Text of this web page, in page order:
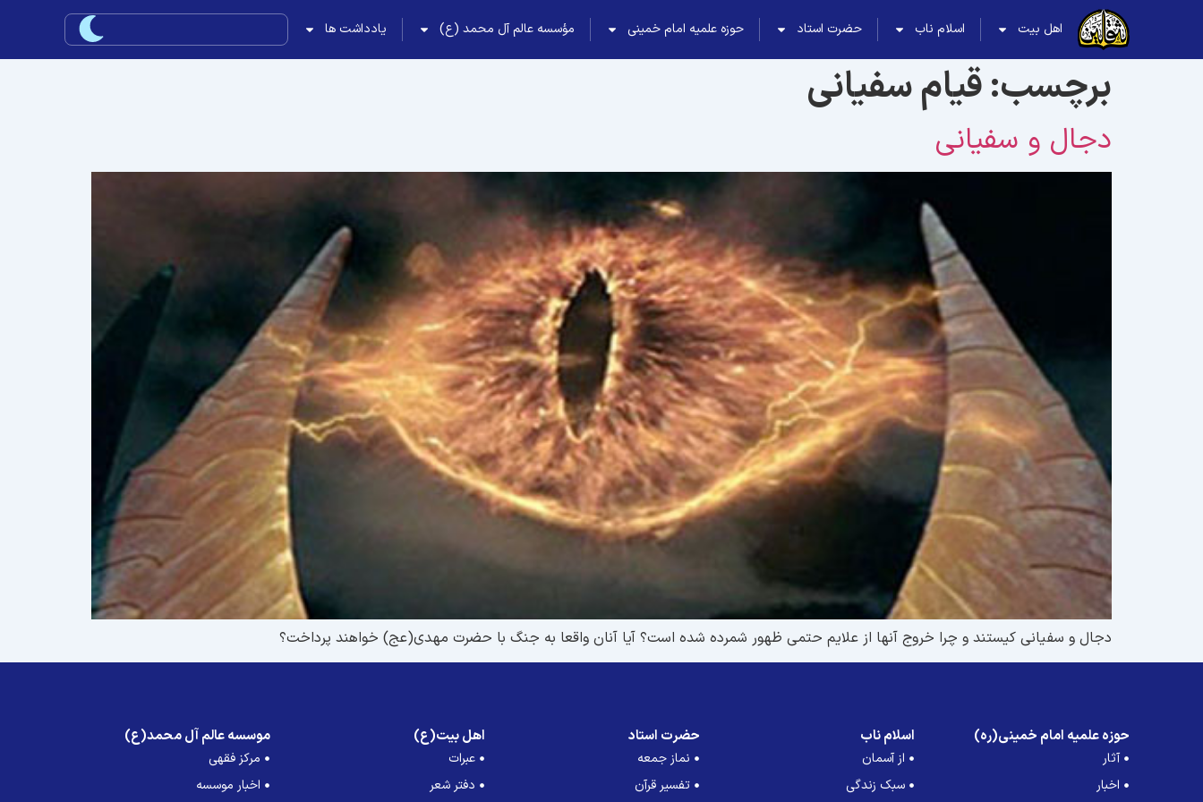
اهل بیت اسلام ناب حضرت استاد حوزه علمیه امام خمینی مؤسسه عالم آل محمد (ع) یادداشت ها
برچسب:قیام سفیانی
دجال و سفيانى
دجال و سفيانى كيستند و چرا خروج آنها از علايم حتمى ظهور شمرده شده است؟ آيا آنان واقعا به جنگ با حضرت مهدى(عج) خواهند پرداخت؟
حوزه علمیه امام خمینی(ره)
آثار
اخبار
اسلام ناب
از آسمان
سبک زندگی
حضرت استاد
نماز جمعه
تفسیر قرآن
اهل بیت(ع)
عبرات
دفتر شعر
موسسه عالم آل محمد(ع)
مرکز فقهی
اخبار موسسه